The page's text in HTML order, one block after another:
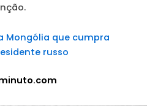
Mongólia que cumpra
russo